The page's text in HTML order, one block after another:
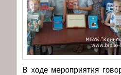
В ходе мероприятия